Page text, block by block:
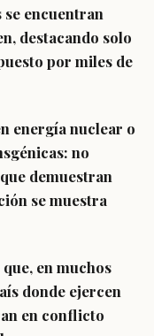
encuentran
destacando solo
por miles de
energía nuclear o
no
demuestran
se muestra
en muchos
donde ejercen
en conflicto